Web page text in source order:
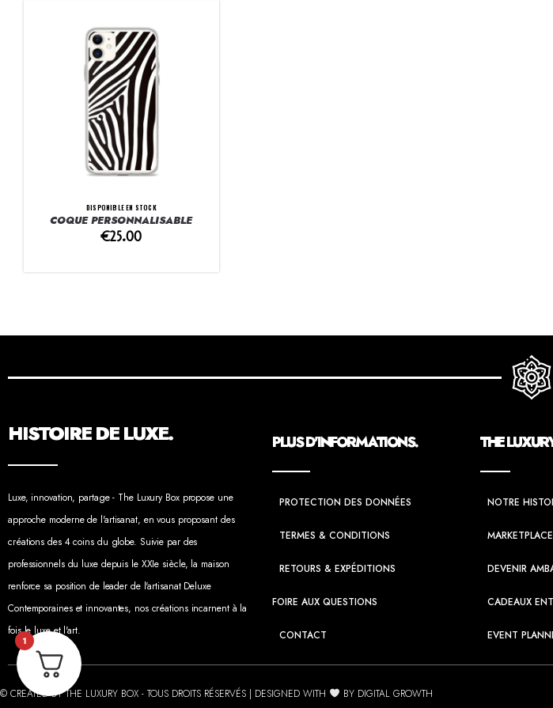
DISPONIBLE EN STOCK
COQUE PERSONNALISABLE
€25.00
1
HISTOIRE DE LUXE.
Luxe, innovation, partage - The Luxury Box propose une
approche moderne de l'artisanat, en vous proposant des
créations des 4 coins du globe. Suivie par des
professionnels du luxe depuis le XXIe siècle, la maison
renforce sa position de leader de l'artisanat Deluxe
Contemporaines et innovantes, nos créations incarnent à la
fois le luxe et l'art.
PLUS D'INFORMATIONS.
PROTECTION DES DONNÉES
TERMES & CONDITIONS
RETOURS & EXPÉDITIONS
FOIRE AUX QUESTIONS
CONTACT
THE
NOTRE
MARKETPLACE
DEVENIR
CADEAUX
EVENT
© CREATED BY THE LUXURY BOX - TOUS DROITS RÉSERVÉS | DESIGNED WITH BY DIGITAL GROWTH